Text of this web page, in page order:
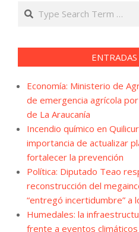
Search
Economía: Ministerio de
de emergencia agrícola
de La Araucanía
Incendio químico en
importancia de actualizar
fortalecer la prevención
Política: Diputado Teao
reconstrucción del
“entregó incertidumbre” a
Humedales: la
frente a eventos